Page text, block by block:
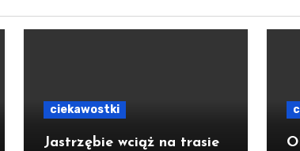
ciekawostki
Jastrzębie wciąż na trasie